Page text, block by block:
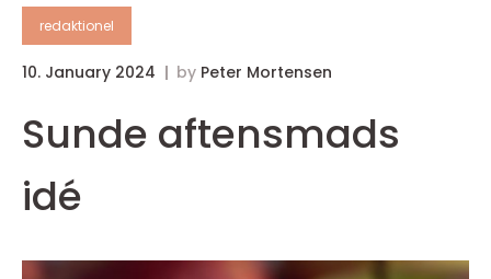
redaktionel
10. January 2024 by Peter Mortensen
Sunde aftensmads
idé